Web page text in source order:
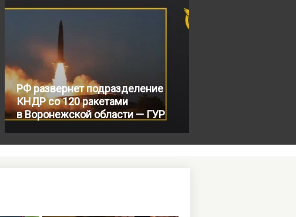
РФ развернет подразделение
КНДР со 120 ракетами
в Воронежской области — ГУР